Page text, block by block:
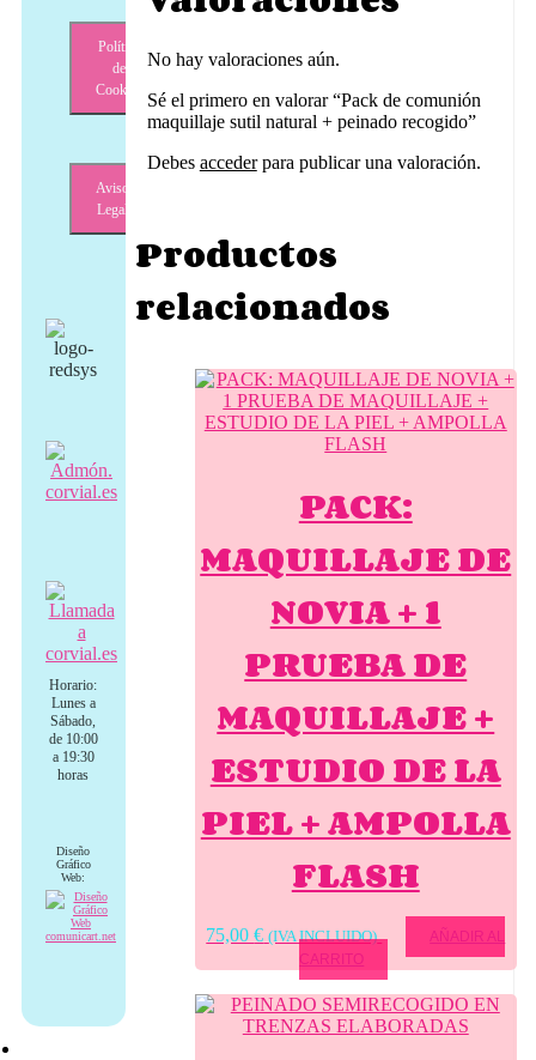
No hay valoraciones aún.
Sé el primero en valorar “Pack de comunión
maquillaje sutil natural + peinado recogido”
Debes accederpara publicar una valoración.
Productos
relacionados
PACK:
MAQUILLAJE DE
NOVIA + 1
PRUEBA DE
MAQUILLAJE +
ESTUDIO DE LA
PIEL + AMPOLLA
FLASH
75,00€ (IVA INCLUIDO)
AÑADIR AL
CARRITO
Política
de
Cookies
Aviso
Legal
Horario:
Lunes a
Sábado,
de 10:00
a 19:30
horas
Diseño
Gráfico
Web: